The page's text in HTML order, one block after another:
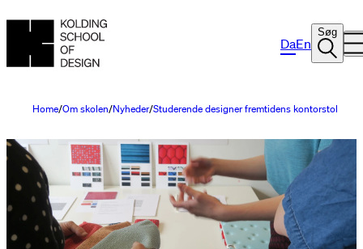
DaEn
Søg
Home Om skolen Nyheder Studerende designer fremtidens kontorstol